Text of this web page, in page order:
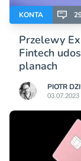
KONTA
Przelewy
Fintech
planach
PIOTR
03.07.2023